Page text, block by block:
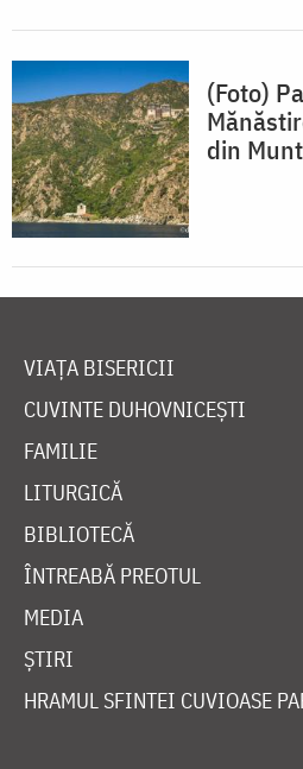
(Foto)
din
VIAȚA BISERICII
CUVINTE DUHOVNICEȘTI
FAMILIE
LITURGICĂ
BIBLIOTECĂ
ÎNTREABĂ PREOTUL
MEDIA
ȘTIRI
HRAMUL SFINTEI CUVIOASE